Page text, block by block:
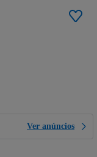
Ver anúncios